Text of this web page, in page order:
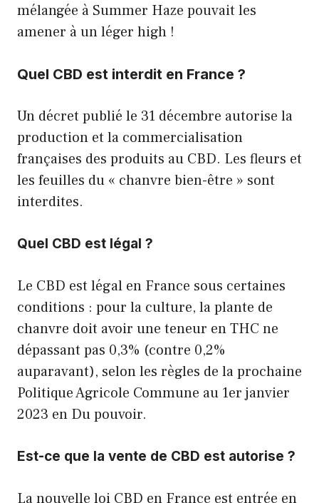
mélangée à Summer Haze pouvait les
amener à un léger high !
Quel CBD est interdit en France ?
Un décret publié le 31 décembre autorise la
production et la commercialisation
françaises des produits au CBD. Les fleurs et
les feuilles du « chanvre bien-être » sont
interdites.
Quel CBD est légal ?
Le CBD est légal en France sous certaines
conditions : pour la culture, la plante de
chanvre doit avoir une teneur en THC ne
dépassant pas 0,3% (contre 0,2%
auparavant), selon les règles de la prochaine
Politique Agricole Commune au 1er janvier
2023 en Du pouvoir.
Est-ce que la vente de CBD est autorise ?
La nouvelle loi CBD en France est entrée en